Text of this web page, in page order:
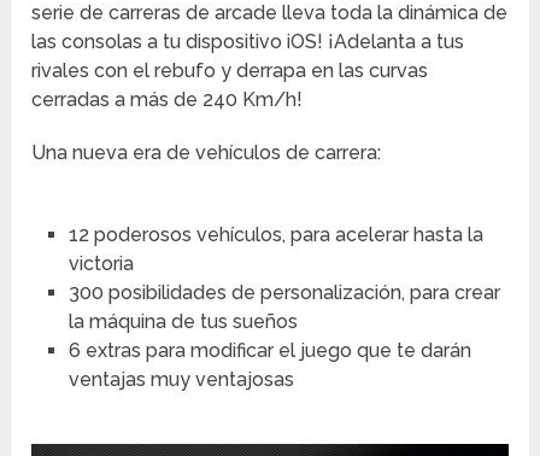
serie de carreras de arcade lleva toda la dinámica de
las consolas a tu dispositivo iOS! ¡Adelanta a tus
rivales con el rebufo y derrapa en las curvas
cerradas a más de 240 Km/h!
Una nueva era de vehículos de carrera:
12 poderosos vehículos, para acelerar hasta la
victoria
300 posibilidades de personalización, para crear
la máquina de tus sueños
6 extras para modificar el juego que te darán
ventajas muy ventajosas